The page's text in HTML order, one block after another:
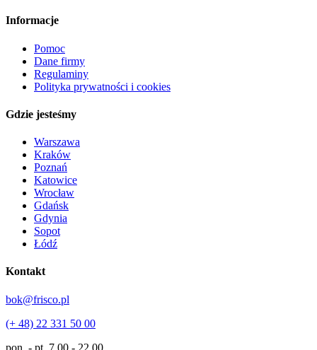
Informacje
Pomoc
Dane firmy
Regulaminy
Polityka prywatności i cookies
Gdzie jesteśmy
Warszawa
Kraków
Poznań
Katowice
Wrocław
Gdańsk
Gdynia
Sopot
Łódź
Kontakt
bok@frisco.pl
(+ 48) 22 331 50 00
pon. - pt. 7.00 - 22.00